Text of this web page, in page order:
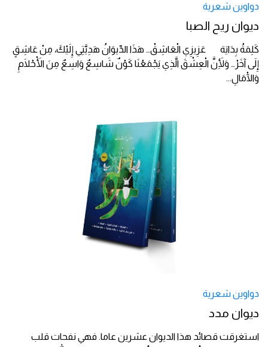
دواوين شعرية
ديوان ريح الصبا
كَلِمَةُ بِدَايَة عَزِيزِي الْعَاشِقْ… هَذَا الدِّيوَانُ هَدِيَّتِي إِلَيْكَ، مِنْ عَاشِقٍ
إِلَى آخَرْ… وَلِأَنَّ الْعِشْقَ الَّذِي يَجْمَعُنَا كَوْنٌ شَاسِعٌ وَاسِعٌ مِنَ الْأَحْلَامِ
وَالْآمَالِ...
دواوين شعرية
ديوان مدد
استغرقت قصائد هذا الديوان عشرين عاما. فهي نفحات قلب